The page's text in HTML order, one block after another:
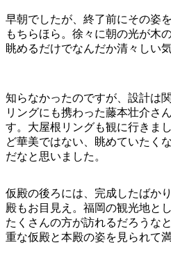
早朝でしたが、終了前にその姿
もちらほら。徐々に朝の光が木
眺めるだけでなんだか清々しい
知らなかったのですが、設計は
リングにも携わった藤本壮介さ
す。大屋根リングも観に行きま
ど華美ではない、眺めていたく
だなと思いました。
仮殿の後ろには、完成したばか
殿もお目見え。福岡の観光地と
たくさんの方が訪れるだろうな
重な仮殿と本殿の姿を見られて